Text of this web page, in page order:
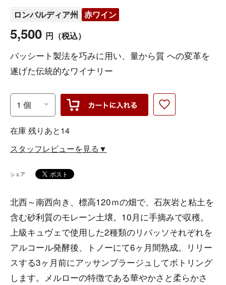
ロンバルディア州 赤ワイン
5,500 円 （税込）
パッシート製法を巧みに用い、量から質 への変革を
遂げた伝統的なワイナリー
在庫 残りあと14
スタッフレビューを見る▼
シェア
北西～南西向き、標高120ｍの畑で、石灰岩と粘土を
含む砂利質のモレーン土壌。10月に手摘みで収穫。
上級キュヴェで使用した2種類のリパッソそれぞれを
アルコール発酵後、トノーにて6ヶ月間熟成。リリー
スする3ヶ月前にアッサンブラージュしてボトリング
します。メルローの特徴である華やかさと柔らかさ